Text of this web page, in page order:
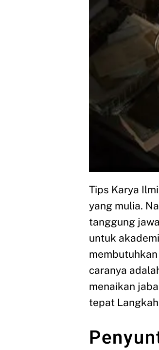
Tips Karya
yang mulia.
tanggung
untuk
caranya
menaikan
tepat